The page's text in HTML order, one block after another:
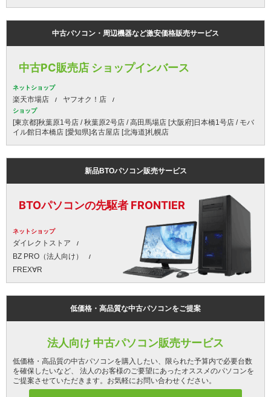
中古パソコン・周辺機器など激安価格販売サービス
中古PC販売店 ショップインバース
ネットショップ
楽天市場店 ヤフオク！店
ショップ
[東京都]秋葉原1号店 / 秋葉原2号店 / 高田馬場店 [大阪府]日本橋1号店 / モバ
イル館日本橋店 [愛知県]名古屋店 [北海道]札幌店
新品BTOパソコン販売サービス
BTOパソコンの先駆者 FRONTIER
ネットショップ
ダイレクトストア
BZ PRO（法人向け）
FREX∀R
低価格・高品質な中古パソコンをご提案
法人向け 中古パソコン販売サービス
低価格・高品質の中古パソコンを購入したい、限られた予算内で必要台数
を確保したいなど、 法人のお客様のご要望にあったオススメのパソコンを
ご提案させていただきます。お気軽にお問い合わせください。